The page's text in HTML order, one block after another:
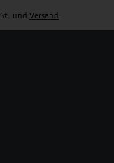
und Versand